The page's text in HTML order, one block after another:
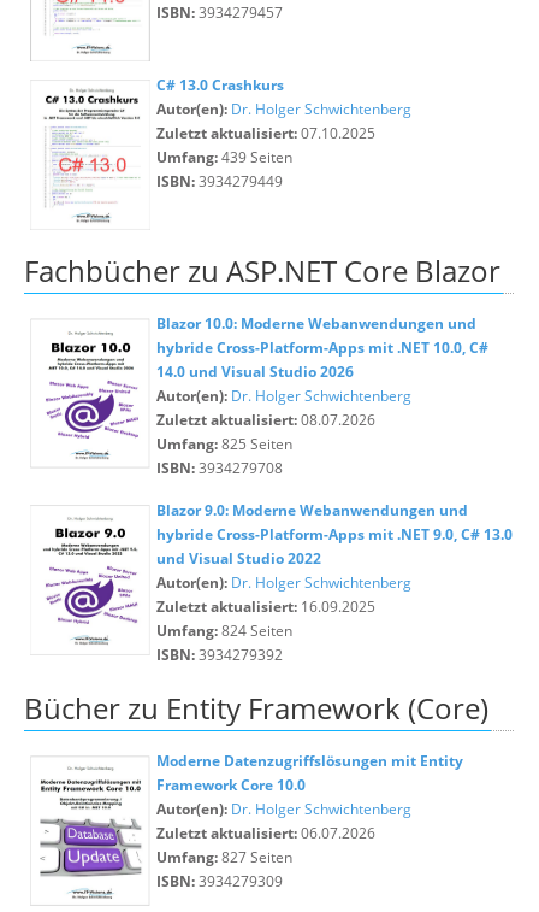
ISBN:3934279457
C# 13.0 Crashkurs
Autor(en): Dr. Holger Schwichtenberg
Zuletzt aktualisiert:07.10.2025
Umfang:439 Seiten
ISBN:3934279449
Fachbücher zu ASP.NET Core Blazor
Blazor 10.0: Moderne Webanwendungen und
hybride Cross-Platform-Apps mit .NET 10.0, C#
14.0 und Visual Studio 2026
Autor(en): Dr. Holger Schwichtenberg
Zuletzt aktualisiert:08.07.2026
Umfang:825 Seiten
ISBN:3934279708
Blazor 9.0: Moderne Webanwendungen und
hybride Cross-Platform-Apps mit .NET 9.0, C# 13.0
und Visual Studio 2022
Autor(en): Dr. Holger Schwichtenberg
Zuletzt aktualisiert: 16.09.2025
Umfang:824 Seiten
ISBN:3934279392
Bücher zu Entity Framework (Core)
Moderne Datenzugriffslösungen mit Entity
Framework Core 10.0
Autor(en): Dr. Holger Schwichtenberg
Zuletzt aktualisiert:06.07.2026
Umfang:827 Seiten
ISBN:3934279309